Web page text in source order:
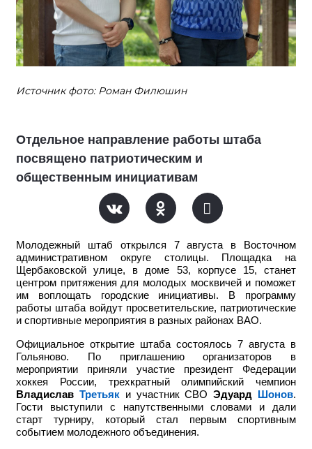
Источник фото: Роман Филюшин
Отдельное направление работы штаба
посвящено патриотическим и
общественным инициативам
Молодежный штаб открылся 7 августа в Восточном
административном округе столицы. Площадка на
Щербаковской улице, в доме 53, корпусе 15, станет
центром притяжения для молодых москвичей и поможет
им воплощать городские инициативы. В программу
работы штаба войдут просветительские, патриотические
и спортивные мероприятия в разных районах ВАО.
Официальное открытие штаба состоялось 7 августа в
Гольяново. По приглашению организаторов в
мероприятии приняли участие
президент Федерации
хоккея России, трехкратный олимпийский чемпион
Владислав Третьяки участник СВО Эдуард Шонов.
Гости выступили с напутственными словами и дали
старт турниру, который стал первым спортивным
событием молодежного объединения.